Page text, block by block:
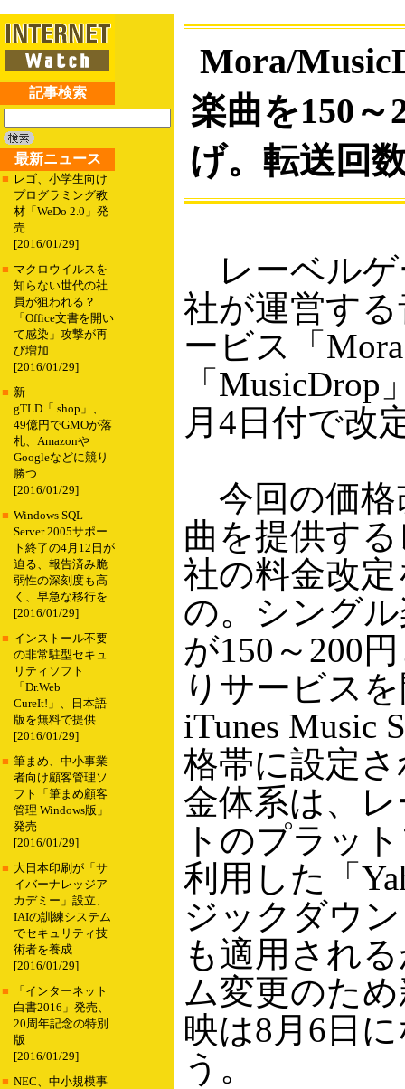
記事検索
最新ニュース
■ レゴ、小学生向け
プログラミング教
材「WeDo 2.0」発
売
[2016/01/29]
■ マクロウイルスを
知らない世代の社
員が狙われる？
「Office文書を開い
て感染」攻撃が再
び増加
[2016/01/29]
■ 新
gTLD「.shop」、
49億円でGMOが落
札、Amazonや
Googleなどに競り
勝つ
[2016/01/29]
■ Windows SQL
Server 2005サポー
ト終了の4月12日が
迫る、報告済み脆
弱性の深刻度も高
く、早急な移行を
[2016/01/29]
■ インストール不要
の非常駐型セキュ
リティソフト
「Dr.Web
CureIt!」、日本語
版を無料で提供
[2016/01/29]
■ 筆まめ、中小事業
者向け顧客管理ソ
フト「筆まめ顧客
管理 Windows版」
発売
[2016/01/29]
■ 大日本印刷が「サ
イバーナレッジア
カデミー」設立、
IAIの訓練システム
でセキュリティ技
術者を養成
[2016/01/29]
■
「インターネット
白書2016」発売、
20周年記念の特別
版
[2016/01/29]
■ NEC、中小規模事
Mora/
楽曲を150～
げ。転送回
レーベルゲ
社が運営す
ービス「
「MusicDrop
月4日付で改
今回の価格
曲を提供す
社の料金改
の。シング
が150～200
りサービス
iTunes Music
格帯に設定
金体系は、
トのプラッ
利用した「
ジックダウ
も適用され
ム変更のた
映は8月6日
う。